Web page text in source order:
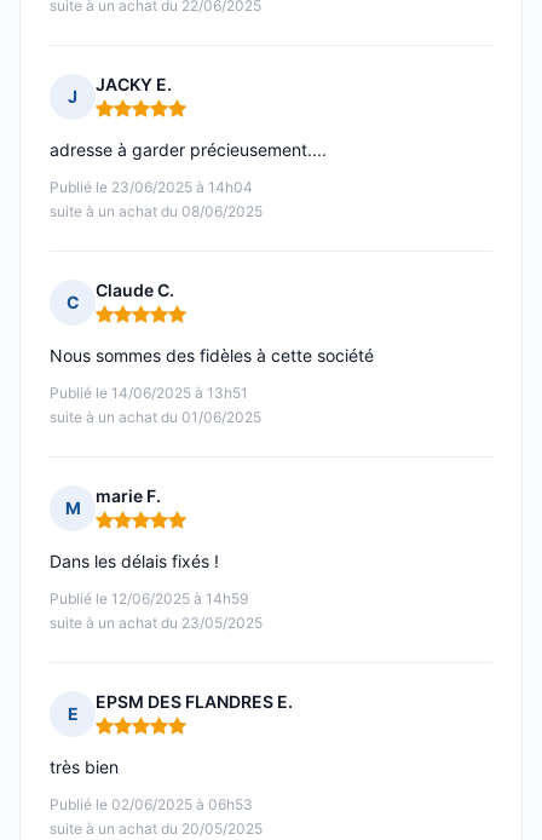
suite à un achat du 22/06/2025
J
JACKY E.
Note : 5 sur 5
Publié le 23/06/2025 à 14h04
suite à un achat du 08/06/2025
adresse à garder précieusement....
C
Claude C.
Note : 5 sur 5
Publié le 14/06/2025 à 13h51
suite à un achat du 01/06/2025
Nous sommes des fidèles à cette société
M
marie F.
Note : 5 sur 5
Publié le 12/06/2025 à 14h59
suite à un achat du 23/05/2025
Dans les délais fixés !
E
EPSM DES FLANDRES E.
Note : 5 sur 5
Publié le 02/06/2025 à 06h53
suite à un achat du 20/05/2025
très bien